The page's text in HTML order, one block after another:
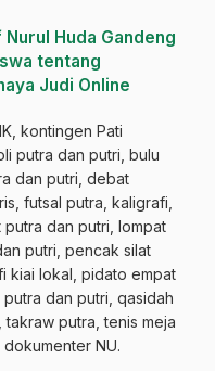
Huda Gandeng
tentang
Judi Online
kontingen Pati
putra dan putri, bulu
dan putri, debat
futsal putra, kaligrafi,
dan putri, lompat
putri, pencak silat
kiai lokal, pidato empat
dan putri, qasidah
putra, tenis meja
NU.